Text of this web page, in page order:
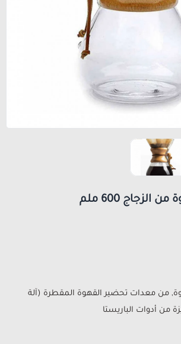
600 ملم
من معدات تحضير القهوة المقطرة (آلة
أدوات الباريستا